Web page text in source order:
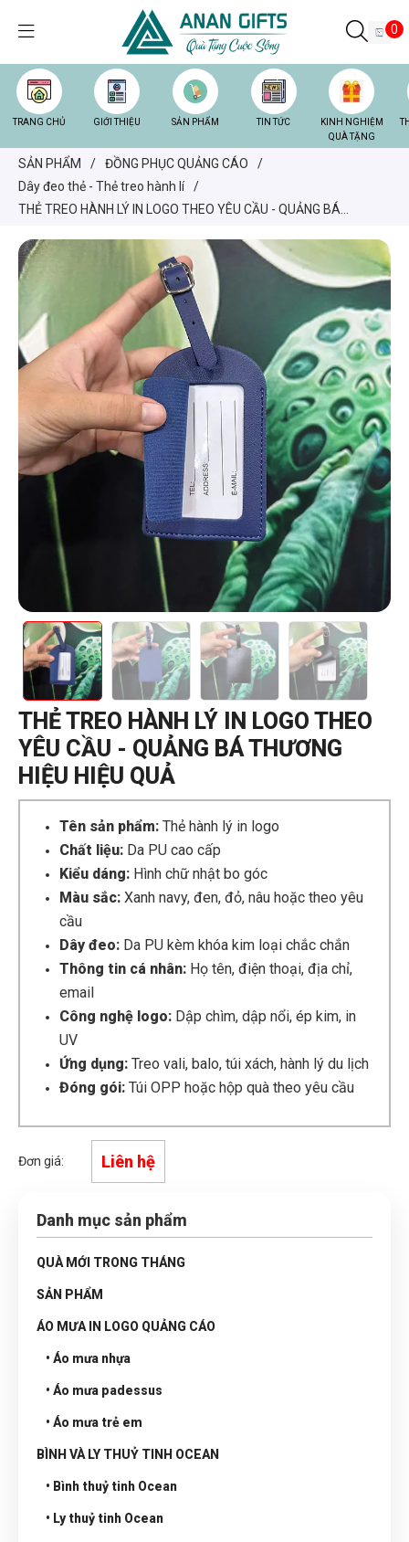
0
TRANG CHỦ GIỚI THIỆU SẢN PHẨM TIN TỨC
KINH NGHIỆM
QUÀ TẶNG
SẢN PHẨM / ĐỒNG PHỤC QUẢNG CÁO
/
Dây đeo thẻ - Thẻ treo hành lí
/
THẺ TREO HÀNH LÝ IN LOGO THEO YÊU CẦU - QUẢNG BÁ
THẺ TREO HÀNH LÝ IN LOGO THEO
YÊU CẦU - QUẢNG BÁ THƯƠNG
HIỆU HIỆU QUẢ
Tên sản phẩm:Thẻ hành lý in logo
Chất liệu:Da PU cao cấp
Kiểu dáng:Hình chữ nhật bo góc
Màu sắc:Xanh navy, đen, đỏ, nâu hoặc theo yêu
cầu
Dây đeo:Da PU kèm khóa kim loại chắc chắn
Thông tin cá nhân:Họ tên, điện thoại, địa chỉ,
email
Công nghệ logo:Dập chìm, dập nổi, ép kim, in
UV
Ứng dụng:Treo vali, balo, túi xách, hành lý du lịch
Đóng gói:Túi OPP hoặc hộp quà theo yêu cầu
Đơn giá: Liên hệ
Danh mục sản phẩm
QUÀ MỚI TRONG THÁNG
SẢN PHẨM
ÁO MƯA IN LOGO QUẢNG CÁO
• Áo mưa nhựa
• Áo mưa padessus
• Áo mưa trẻ em
BÌNH VÀ LY THUỶ TINH OCEAN
• Bình thuỷ tinh Ocean
• Ly thuỷ tinh Ocean